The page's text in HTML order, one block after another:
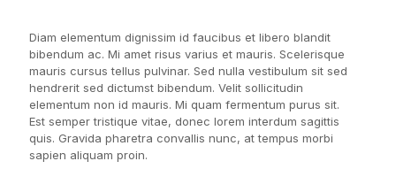
Diam elementum dignissim id faucibus et libero blandit
bibendum ac. Mi amet risus varius et mauris. Scelerisque
mauris cursus tellus pulvinar. Sed nulla vestibulum sit sed
hendrerit sed dictumst bibendum. Velit sollicitudin
elementum non id mauris. Mi quam fermentum purus sit.
Est semper tristique vitae, donec lorem interdum sagittis
quis. Gravida pharetra convallis nunc, at tempus morbi
sapien aliquam proin.